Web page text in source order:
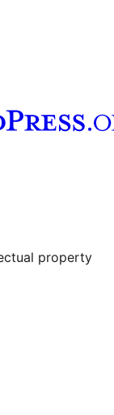
property